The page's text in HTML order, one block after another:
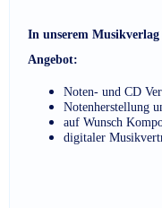
In unserem
Angebot:
Noten- und CD
Notenherstellung
auf Wunsch
digitaler